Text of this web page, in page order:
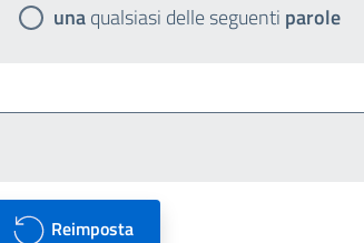
unaqualsiasi delle seguenti parole
Reimposta